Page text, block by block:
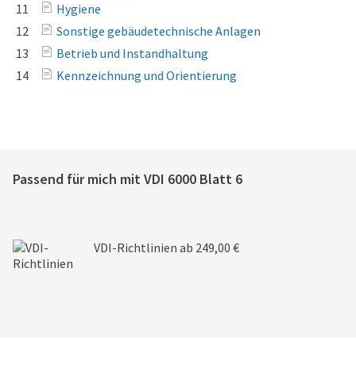
11
Hygiene
12
Sonstige gebäudetechnische Anlagen
13
Betrieb und Instandhaltung
14
Kennzeichnung und Orientierung
Passend für mich mitVDI 6000 Blatt 6
VDI-Richtlinien ab 249,00 €